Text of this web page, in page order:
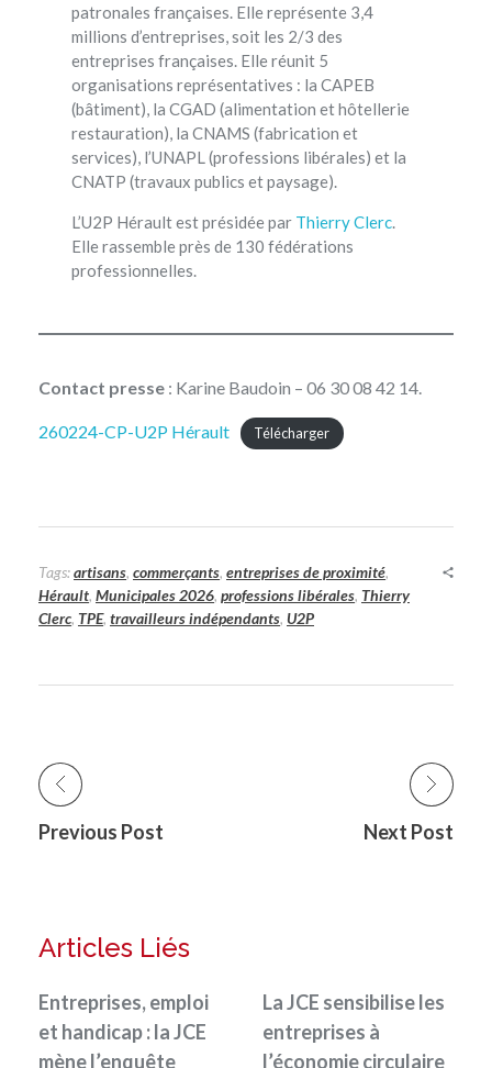
patronales françaises. Elle représente 3,4
millions d’entreprises, soit les 2/3 des
entreprises françaises. Elle réunit 5
organisations représentatives : la CAPEB
(bâtiment), la CGAD (alimentation et hôtellerie
restauration), la CNAMS (fabrication et
services), l’UNAPL (professions libérales) et la
CNATP (travaux publics et paysage).
L’U2P Hérault est présidée par Thierry Clerc.
Elle rassemble près de 130 fédérations
professionnelles.
Contact presse : Karine Baudoin – 06 30 08 42 14.
260224-CP-U2P Hérault Télécharger
Tags:artisans, commerçants, entreprises de proximité,
Hérault, Municipales 2026, professions libérales, Thierry
Clerc, TPE, travailleurs indépendants, U2P
Previous Post Next Post
Articles Liés
Entreprises, emploi
et handicap : la JCE
mène l’enquête
La JCE sensibilise les
entreprises à
l’économie circulaire